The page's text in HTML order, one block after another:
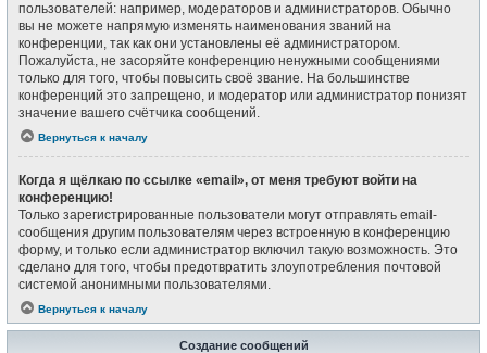
пользователей: например, модераторов и администраторов. Обычно
вы не можете напрямую изменять наименования званий на
конференции, так как они установлены её администратором.
Пожалуйста, не засоряйте конференцию ненужными сообщениями
только для того, чтобы повысить своё звание. На большинстве
конференций это запрещено, и модератор или администратор понизят
значение вашего счётчика сообщений.
Вернуться к началу
Когда я щёлкаю по ссылке «email», от меня требуют войти на
конференцию!
Только зарегистрированные пользователи могут отправлять email-
сообщения другим пользователям через встроенную в конференцию
форму, и только если администратор включил такую возможность. Это
сделано для того, чтобы предотвратить злоупотребления почтовой
системой анонимными пользователями.
Вернуться к началу
Создание сообщений